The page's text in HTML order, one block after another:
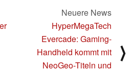
Neuere News
HyperMegaTech
Evercade: Gaming-
Handheld kommt mit
NeoGeo-Titeln und
⟩